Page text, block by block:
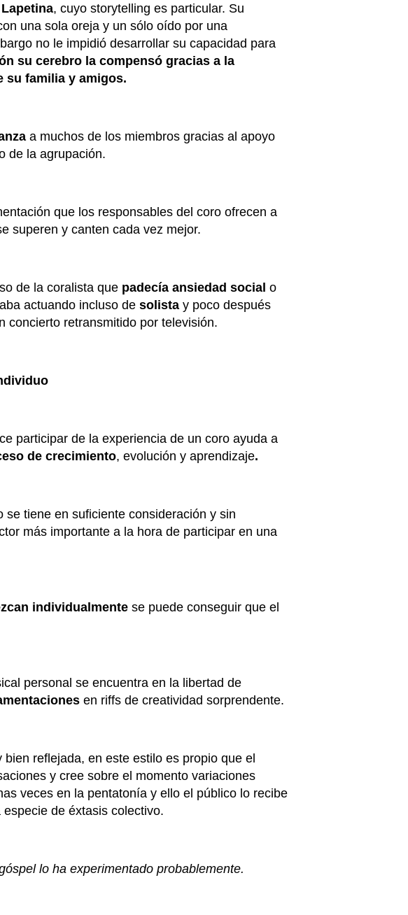
, cuyo storytelling es particular. Su
una sola oreja y un sólo oído por una
no le impidió desarrollar su capacidad para
su cerebro la compensó gracias a la
su familia y amigos.
a muchos de los miembros gracias al apoyo
de la agrupación.
que los responsables del coro ofrecen a
superen y canten cada vez mejor.
de la coralista que padecía ansiedad social o
actuando incluso de solista y poco después
concierto retransmitido por televisión.
participar de la experiencia de un coro ayuda a
de crecimiento, evolución y aprendizaje.
tiene en suficiente consideración y sin
más importante a la hora de participar en una
individualmente se puede conseguir que el
personal se encuentra en la libertad de
en riffs de creatividad sorprendente.
bien reflejada, en este estilo es propio que el
y cree sobre el momento variaciones
veces en la pentatonía y ello el público lo recibe
de éxtasis colectivo.
lo ha experimentado probablemente.